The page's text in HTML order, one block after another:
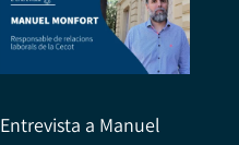
Entrevista a Manuel